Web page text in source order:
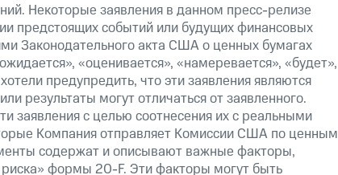
Некоторые заявления в данном пресс-релизе
предстоящих событий или будущих финансовых
Законодательного акта США о ценных бумагах
«оценивается», «намеревается», «будет»,
предупредить, что эти заявления являются
результаты могут отличаться от заявленного.
заявления с целью соотнесения их с реальными
Компания отправляет Комиссии США по ценным
содержат и описывают важные факторы,
формы 20-F. Эти факторы могут быть